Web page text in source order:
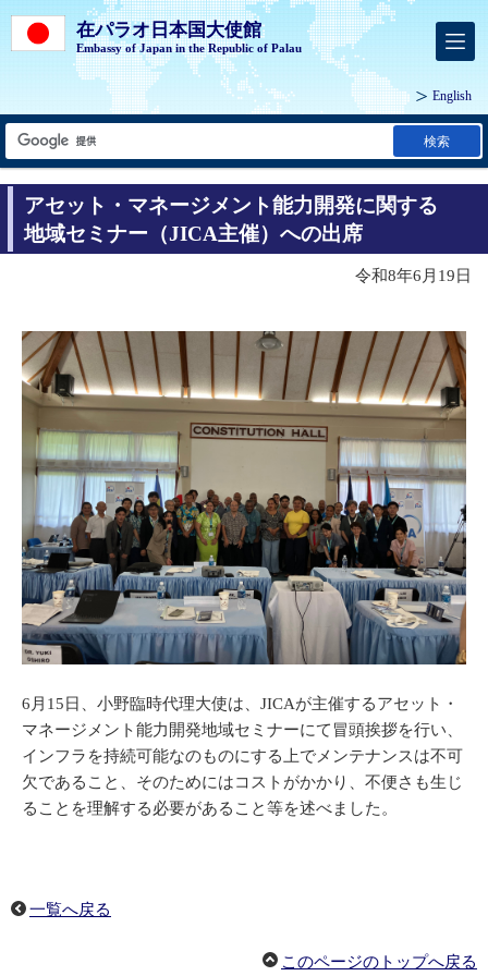
在パラオ日本国大使館
Embassy of Japan in the Republic of Palau
English
検索
アセット・マネージメント能力開発に関する
地域セミナー（JICA主催）への出席
令和8年6月19日
6月15日、小野臨時代理大使は、JICAが主催するアセット・
マネージメント能力開発地域セミナーにて冒頭挨拶を行い、
インフラを持続可能なのものにする上でメンテナンスは不可
欠であること、そのためにはコストがかかり、不便さも生じ
ることを理解する必要があること等を述べました。
一覧へ戻る
このページのトップへ戻る